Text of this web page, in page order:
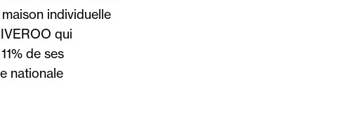
individuelle
qui
de ses
nationale